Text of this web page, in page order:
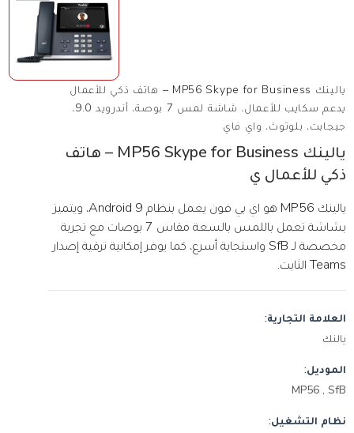
يالينك MP56 Skype for Business – هاتف ذكي للأعمال
يدعم سكايب للأعمال، شاشة لمس 7 بوصة، أندرويد 9.0،
جيجابت، بلوتوث، واي فاي
يالينك MP56 Skype for Business – هاتف
ذكي للأعمال ي
يالينك MP56 هو اي بي فون يعمل بنظام Android 9، ويتميز
بشاشة تعمل باللمس بالسعة مقاس 7 بوصات مع تجربة
مخصصة لـ SfB واستجابة أسرع، كما يوفر إمكانية ترقية إصدار
Teams الثابت.
العلامة التجارية:
يالنك
الموديل:
MP56 , SfB
نظام التشغيل: